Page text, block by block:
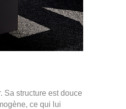
Sa structure est douce
ce qui lui